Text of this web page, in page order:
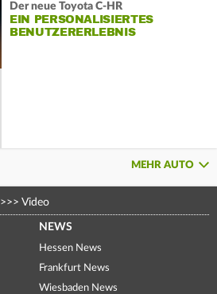
Der neue Toyota C-HR
EIN PERSONALISIERTES
BENUTZERERLEBNIS
MEHR AUTO
>>> Video
NEWS
Hessen News
Frankfurt News
Wiesbaden News